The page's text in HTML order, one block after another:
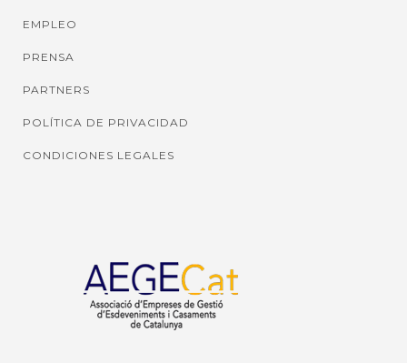
EMPLEO
PRENSA
PARTNERS
POLÍTICA DE PRIVACIDAD
CONDICIONES LEGALES